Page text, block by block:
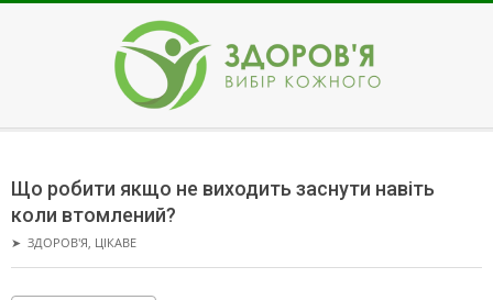
ЗДОРОВ'Я
Menu
Що робити якщо не виходить заснути навіть
коли втомлений?
➤ ЗДОРОВ'Я, ЦІКАВЕ